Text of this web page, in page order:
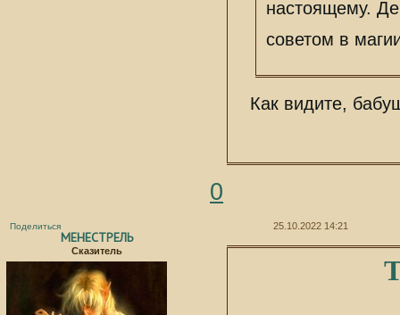
настоящему.
советом в
Как видите,
0
Поделиться 25.10.2022 14:21
МЕНЕСТРЕЛЬ
Сказитель